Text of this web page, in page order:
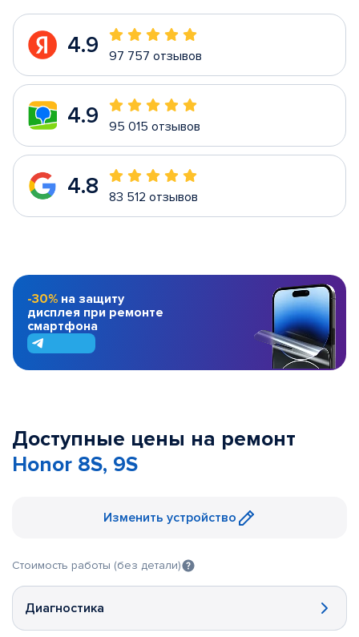
4.9 97 757 отзывов
4.9 95 015 отзывов
4.8 83 512 отзывов
-30% на защиту
дисплея при ремонте
смартфона
Доступные цены на ремонт
Honor 8S, 9S
Изменить устройство
Стоимость работы (без детали)
Диагностика